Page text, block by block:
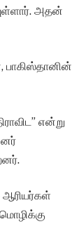
அதன்
பாகிஸ்தானின்
என்று
ஆரியர்கள்